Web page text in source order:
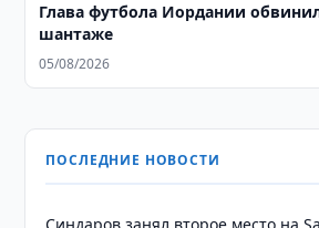
Глава футбола Иордании
шантаже
05/08/2026
ПОСЛЕДНИЕ НОВОСТИ